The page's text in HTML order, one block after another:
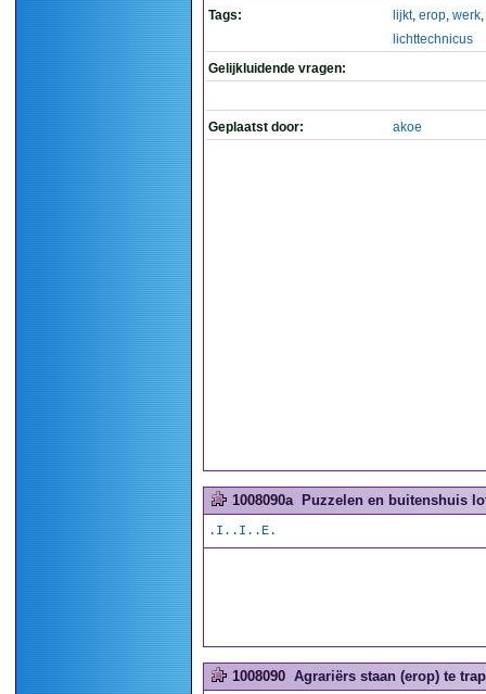
Tags:
lijkt, erop, werk,
lichttechnicus
Gelijkluidende vragen:
Geplaatst door: akoe
1008090a Puzzelen en buitenshuis
.I..I..E.
1008090 Agrariërs staan (erop) te